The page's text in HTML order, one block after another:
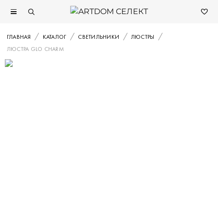
ГЛАВНАЯ КАТАЛОГ СВЕТИЛЬНИКИ
ЛЮСТРЫ
ЛЮСТРА GLO CHARM